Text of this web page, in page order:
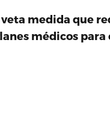
medida que
médicos para